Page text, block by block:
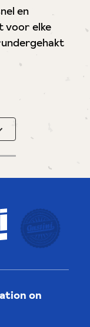
en
voor elke
on